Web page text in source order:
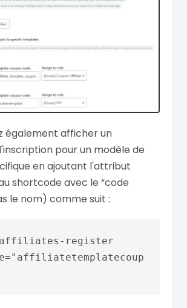
également afficher un
pour un modèle de
en ajoutant l'attribut
shortcode avec le “code
le nom) comme suit :
register